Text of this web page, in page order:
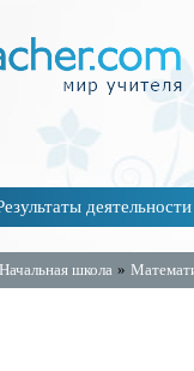
деятельности
Начальная школа »